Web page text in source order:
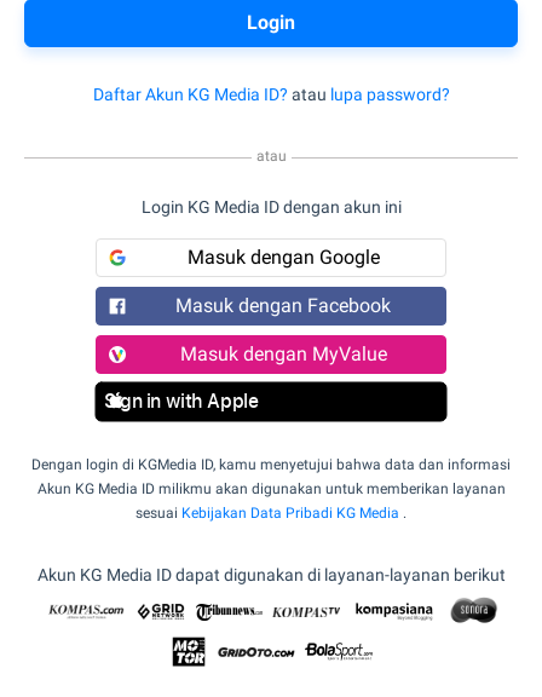
Daftar Akun KG Media ID? atau lupa password?
atau
Login KG Media ID dengan akun ini
Masuk dengan Google
Masuk dengan Facebook
Masuk dengan MyValue
Sign in with Apple
Dengan login di KGMedia ID, kamu menyetujui bahwa data dan informasi
Akun KG Media ID milikmu akan digunakan untuk memberikan layanan
sesuai Kebijakan Data Pribadi KG Media .
Akun KG Media ID dapat digunakan di layanan-layanan berikut